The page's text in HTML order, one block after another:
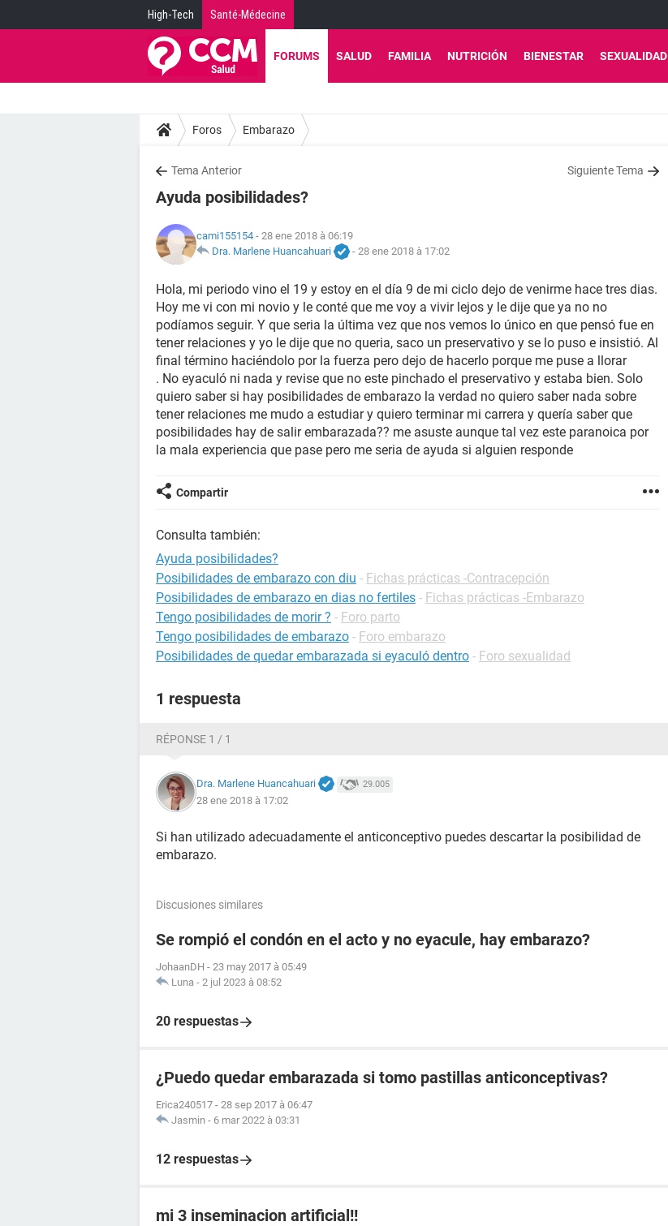
High-Tech Santé-Médecine
FORUMS SALUD FAMILIA NUTRICIÓN BIENESTAR SEXUALIDAD
Foros Embarazo
Tema Anterior Siguiente Tema
Ayuda posibilidades?
cami155154 - 28 ene 2018 à 06:19
Dra. Marlene Huancahuari
- 28 ene 2018 à 17:02
Hola, mi periodo vino el 19 y estoy en el día 9 de mi ciclo dejo de venirme hace tres dias.
Hoy me vi con mi novio y le conté que me voy a vivir lejos y le dije que ya no no
podíamos seguir. Y que seria la última vez que nos vemos lo único en que pensó fue en
tener relaciones y yo le dije que no queria, saco un preservativo y se lo puso e insistió. Al
final término haciéndolo por la fuerza pero dejo de hacerlo porque me puse a llorar
. No eyaculó ni nada y revise que no este pinchado el preservativo y estaba bien. Solo
quiero saber si hay posibilidades de embarazo la verdad no quiero saber nada sobre
tener relaciones me mudo a estudiar y quiero terminar mi carrera y quería saber que
posibilidades hay de salir embarazada?? me asuste aunque tal vez este paranoica por
la mala experiencia que pase pero me seria de ayuda si alguien responde
Compartir
Consulta también:
Ayuda posibilidades?
Posibilidades de embarazo con diu - Fichas prácticas -Contracepción
Posibilidades de embarazo en dias no fertiles - Fichas prácticas -Embarazo
Tengo posibilidades de morir ? - Foro parto
Tengo posibilidades de embarazo - Foro embarazo
Posibilidades de quedar embarazada si eyaculó dentro - Foro sexualidad
1 respuesta
RÉPONSE 1 / 1
Dra. Marlene Huancahuari 29.005
28 ene 2018 à 17:02
Si han utilizado adecuadamente el anticonceptivo puedes descartar la posibilidad de
embarazo.
Discusiones similares
Se rompió el condón en el acto y no eyacule, hay embarazo?
JohaanDH - 23 may 2017 à 05:49
Luna - 2 jul 2023 à 08:52
20 respuestas
¿Puedo quedar embarazada si tomo pastillas anticonceptivas?
Erica240517 - 28 sep 2017 à 06:47
Jasmin - 6 mar 2022 à 03:31
12 respuestas
mi 3 inseminacion artificial!!